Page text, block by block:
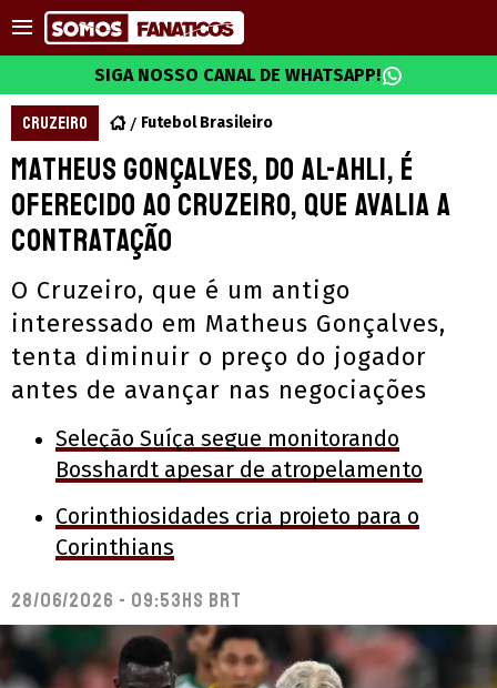
SIGA NOSSO CANAL DE WHATSAPP!
CRUZEIRO Futebol Brasileiro
Matheus Gonçalves, do Al-Ahli, é
oferecido ao Cruzeiro, que avalia a
contratação
O Cruzeiro, que é um antigo
interessado em Matheus Gonçalves,
tenta diminuir o preço do jogador
antes de avançar nas negociações
Seleção Suíça segue monitorando
Bosshardt apesar de atropelamento
Corinthiosidades cria projeto para o
Corinthians
28/06/2026 - 09:53hs BRT